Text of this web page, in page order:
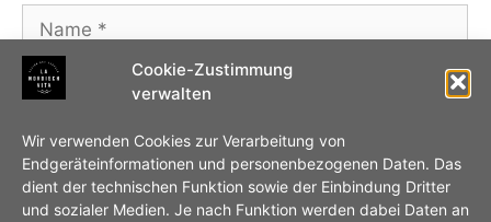
Cookie-Zustimmung
verwalten
Wir verwenden Cookies zur Verarbeitung von
Endgeräteinformationen und personenbezogenen Daten. Das
dient der technischen Funktion sowie der Einbindung Dritter
und sozialer Medien. Je nach Funktion werden dabei Daten an
E-
Mail-
Adresse
Website
Name, E-Mail-Adresse und Website in diesem